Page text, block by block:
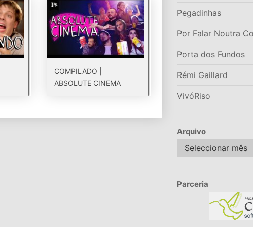
COMPILADO |
ABSOLUTE CINEMA
Pegadinhas
Por Falar Noutra
Porta dos Fundos
Rémi Gaillard
VivóRiso
Arquivo
Arquivo
Parceria